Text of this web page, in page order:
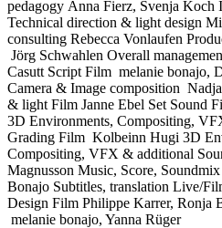
pedagogy Anna Fierz, Svenja Koch
Technical direction & light design
consulting Rebecca Vonlaufen
Jörg Schwahlen Overall
Casutt Script Film melanie bonajo,
Camera & Image composition
& light Film Janne Ebel Set Sound
3D Environments, Compositing,
Grading Film Kolbeinn Hugi 3D
Compositing, VFX & additional
Magnusson Music, Score,
Bonajo Subtitles, translation Live/
Design Film Philippe Karrer, Ronja
melanie bonajo, Yanna Rüger